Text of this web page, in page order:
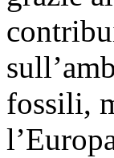
fossili,